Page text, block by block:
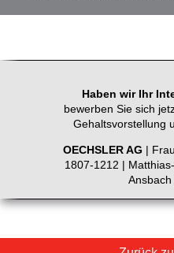
Haben wir Ihr
bewerben Sie sich
Gehaltsvorstellung
OECHSLER AG |
1807-1212 |